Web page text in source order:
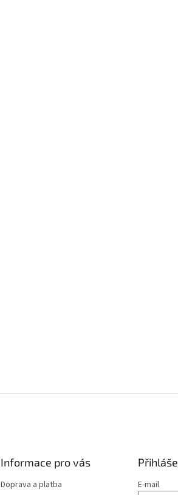
Informace pro vás
Doprava a platba
E-mail